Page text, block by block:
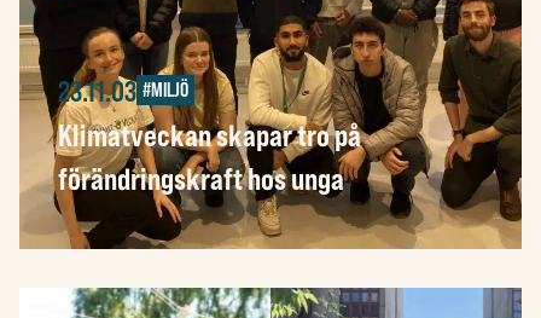
23.11.03 #MILJÖ
Klimatveckan skapar tro på
förändringskraft hos unga